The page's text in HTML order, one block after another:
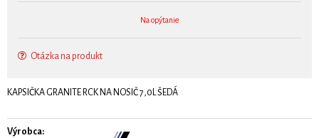
Na opýtanie
Otázka na produkt
KAPSIČKA GRANITE RCK NA NOSIČ 7,0L ŠEDÁ
Výrobca: